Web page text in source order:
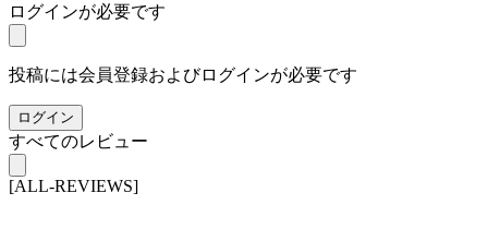
ログインが必要です
投稿には会員登録およびログインが必要です
ログイン
すべてのレビュー
[ALL-REVIEWS]